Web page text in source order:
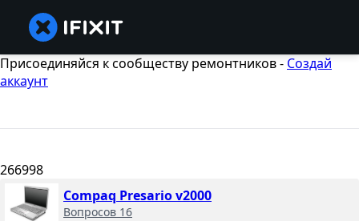
Присоединяйся к сообществу ремонтников - Создай
аккаунт
266998
Compaq Presario v2000
Вопросов 16